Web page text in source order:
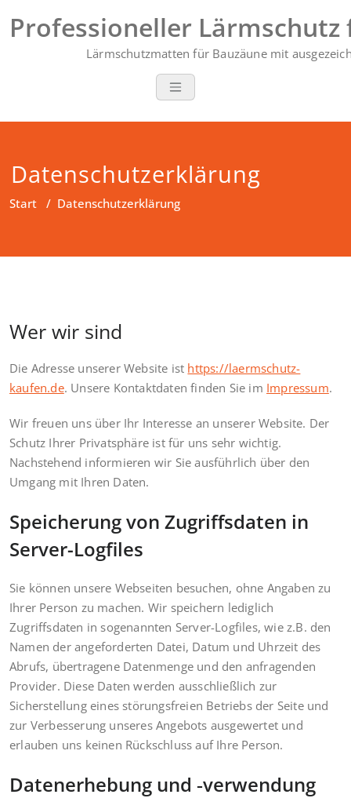
Inhalt
Professioneller
Lärmschutzmatten für Bauzäune mit
Datenschutzerklärung
Start / Datenschutzerklärung
Wer wir sind
Die Adresse unserer Website ist https://laermschutz-
kaufen.de. Unsere Kontaktdaten finden Sie im Impressum.
Wir freuen uns über Ihr Interesse an unserer Website. Der
Schutz Ihrer Privatsphäre ist für uns sehr wichtig.
Nachstehend informieren wir Sie ausführlich über den
Umgang mit Ihren Daten.
Speicherung von Zugriffsdaten in
Server-Logfiles
Sie können unsere Webseiten besuchen, ohne Angaben zu
Ihrer Person zu machen. Wir speichern lediglich
Zugriffsdaten in sogenannten Server-Logfiles, wie z.B. den
Namen der angeforderten Datei, Datum und Uhrzeit des
Abrufs, übertragene Datenmenge und den anfragenden
Provider. Diese Daten werden ausschließlich zur
Sicherstellung eines störungsfreien Betriebs der Seite und
zur Verbesserung unseres Angebots ausgewertet und
erlauben uns keinen Rückschluss auf Ihre Person.
Datenerhebung und ‑verwendung